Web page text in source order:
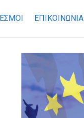
ΕΠΙΚΟΙΝΩΝΊΑ